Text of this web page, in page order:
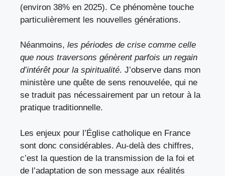
(environ 38% en 2025). Ce phénomène touche
particulièrement les nouvelles générations.
Néanmoins, les périodes de crise comme celle
que nous traversons génèrent parfois un regain
d’intérêt pour la spiritualité. J’observe dans mon
ministère une quête de sens renouvelée, qui ne
se traduit pas nécessairement par un retour à la
pratique traditionnelle.
Les enjeux pour l’Église catholique en France
sont donc considérables. Au-delà des chiffres,
c’est la question de la transmission de la foi et
de l’adaptation de son message aux réalités